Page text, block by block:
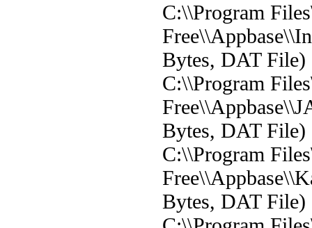
C:\\Program
Bytes, DAT File)
C:\\Program
Bytes, DAT File)
C:\\Program
Bytes, DAT File)